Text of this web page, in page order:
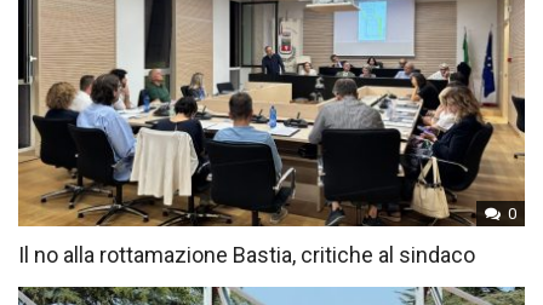
0
Il no alla rottamazione Bastia, critiche al sindaco